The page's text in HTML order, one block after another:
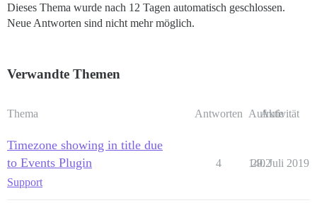
Dieses Thema wurde nach 12 Tagen automatisch geschlossen.
Neue Antworten sind nicht mehr möglich.
Verwandte Themen
Thema Antworten Aufrufe
Aktivität
Timezone showing in title due
to Events Plugin
Support
4 1402
29. Juli 2019